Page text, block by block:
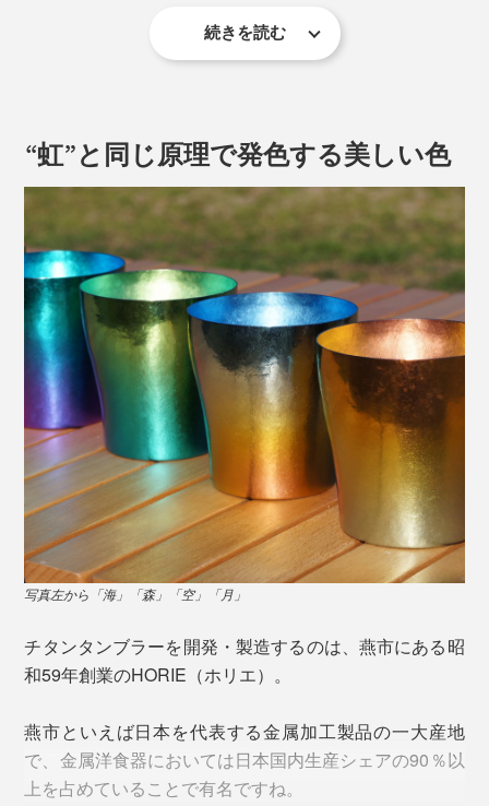
タンブラーの飲み口は、なんと1ミリ以下の薄さです
が、2枚の極薄チタンをピッタリ緻密に重ね合せていま
そのおかげで、内側のチタンと表面のチタンの間に空気
の層ができ、高い保冷力・保温力を発揮します。
続きを読む
“虹”と同じ原理で発色する美しい色
写真左から「海」「森」「空」「月」
チタンタンブラーを開発・製造するのは、燕市にある昭
和59年創業のHORIE（ホリエ）。
燕市といえば日本を代表する金属加工製品の一大産地
で、金属洋食器においては日本国内生産シェアの90％以
上を占めていることで有名ですね。